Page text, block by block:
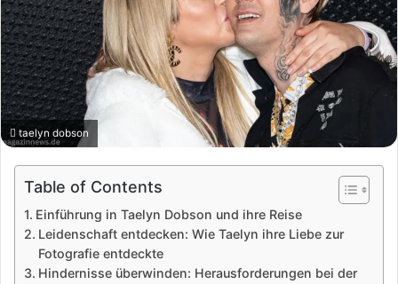
taelyn dobson
Table of Contents
Einführung in Taelyn Dobson und ihre Reise
Leidenschaft entdecken: Wie Taelyn ihre Liebe zur
Fotografie entdeckte
Hindernisse überwinden: Herausforderungen bei der